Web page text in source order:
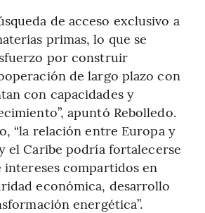
de acceso exclusivo a
primas, lo que se
por construir
de largo plazo con
con capacidades y
apuntó Rebolledo.
“la relación entre Europa y
el Caribe podría fortalecerse
intereses compartidos en
económica, desarrollo
energética”.